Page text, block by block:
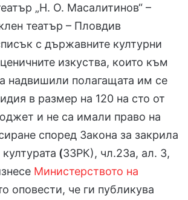
„Н. О. Масалитинов“ –
театър – Пловдив
с държавните културни
изкуства, които към
надвишили полагащата им се
в размер на 120 на сто от
и не са имали право на
според Закона за закрила
(ЗЗРК), чл.23а, ал. 3,
Министерството на
оповести, че ги публикува